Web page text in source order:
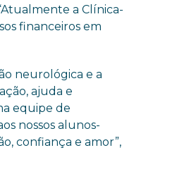
a Clínica-
financeiros em
neurológica e a
ajuda e
equipe de
nossos alunos-
confiança e amor”,